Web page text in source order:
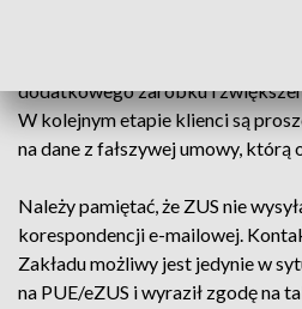
dodatkowego zarobku i
W kolejnym etapie klienci są
na dane z fałszywej umowy, którą
Należy pamiętać, że ZUS nie
korespondencji e-mailowej.
Zakładu możliwy jest jedynie w
na PUE/eZUS i wyraził zgodę na